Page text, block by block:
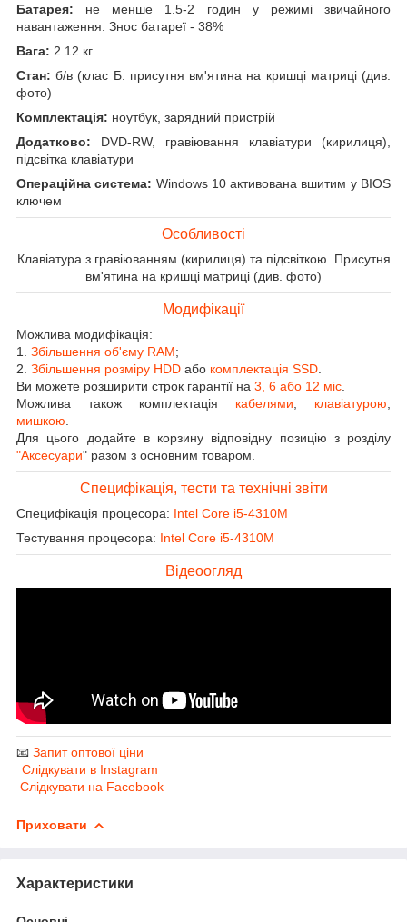
Батарея: не менше 1.5-2 годин у режимі звичайного
навантаження. Знос батареї - 38%
Вага: 2.12 кг
Стан: б/в (клас Б: присутня вм'ятина на кришці матриці (див.
фото)
Комплектація: ноутбук, зарядний пристрій
Додатково: DVD-RW, гравіювання клавіатури (кирилиця),
підсвітка клавіатури
Операційна система: Windows 10 активована вшитим у BIOS
ключем
Особливості
Клавіатура з гравіюванням (кирилиця) та підсвіткою. Присутня
вм'ятина на кришці матриці (див. фото)
Модифікації
Можлива модифікація:
1. Збільшення об'єму RAM;
2. Збільшення розміру HDD або комплектація SSD
Ви можете розширити строк гарантії на 3, 6 або 12 міс
Можлива також комплектація кабелями клавіатурою
мишкою
Для цього додайте в корзину відповідну позицію з розділу
"Аксесуари" разом з основним товаром.
Специфікація, тести та технічні звіти
Специфікація процесора: Intel Core i5-4310M
Тестування процесора: Intel Core i5-4310M
Відеоогляд
📧 Запит оптової ціни
Слідкувати в Instagram
Слідкувати на Facebook
Приховати
Характеристики